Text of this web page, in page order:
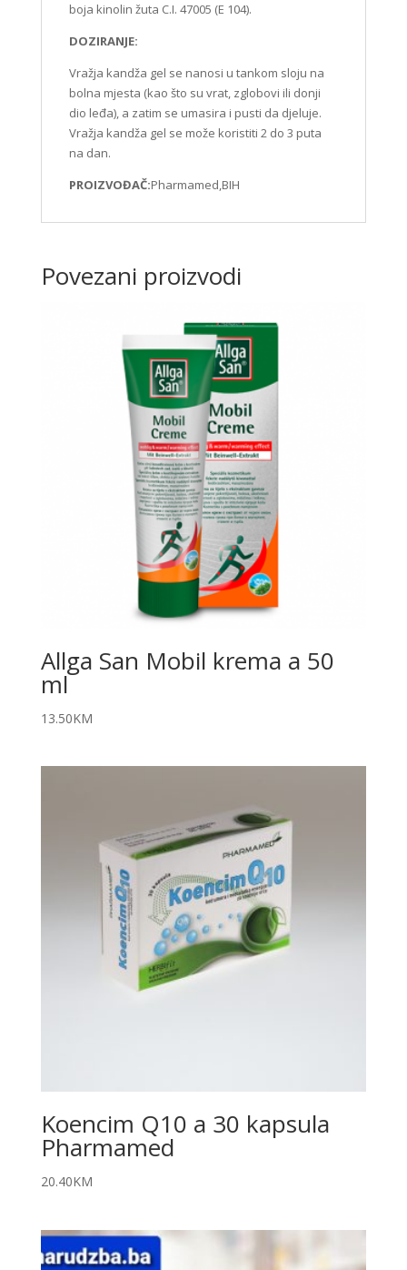
boja kinolin žuta C.I. 47005 (E 104).
DOZIRANJE:
Vražja kandža gel se nanosi u tankom sloju na
bolna mjesta (kao što su vrat, zglobovi ili donji
dio leđa), a zatim se umasira i pusti da djeluje.
Vražja kandža gel se može koristiti 2 do 3 puta
na dan.
PROIZVOĐAČ:Pharmamed,BIH
Povezani proizvodi
Allga San Mobil krema a 50
ml
13.50KM
Koencim Q10 a 30 kapsula
Pharmamed
20.40KM